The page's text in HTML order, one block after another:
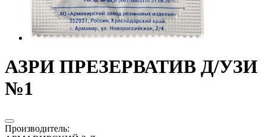
АЗРИ ПРЕЗЕРВАТИВ Д/УЗИ
№1
Производитель: